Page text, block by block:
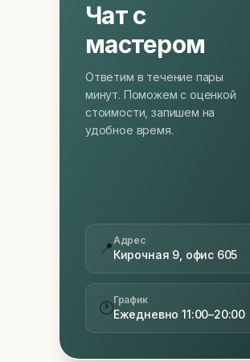
Чат с
мастером
Ответим в течение пары
минут. Поможем с оценкой
стоимости, запишем на
удобное время.
📍Адрес
Кирочная 9, офис 605
🕐График
Ежедневно 11:00–20:00